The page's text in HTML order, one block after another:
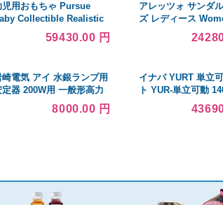
児用おもちゃ Pursue
Collectible Realistic
Baby Girl Doll, The
of love Jenna, 20
59430.00 円
アレッツォ サンダ
ズ レディース
Alaia High Stiletto
崎電気 アイ 水銀ランプ用
定器 200W用 一般形高力
周波数:50Hz H2CC2A352
8000.00 円
イナバ YURT 単立
ト YUR-単立可動
LBK/Mチャコール
3837 PY0447 1台